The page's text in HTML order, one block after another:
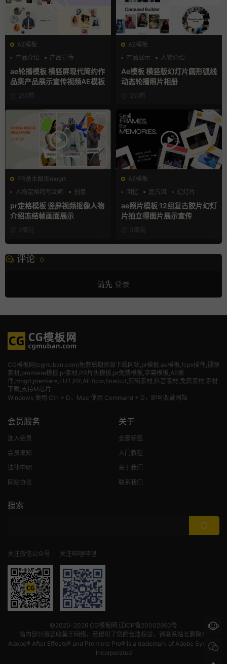
AE模板
产品介绍
产品宣传
产品展示
ae轮播模板 横竖屏现代简约作
品集产品展示宣传视频AE模板
2周前
AE模板
产品展示
人物介绍
团队介绍
Ae模板 横竖版幻灯片圆形弧线
动态轮播照片相册
2周前
PR基本图形mogrt
人物定格特写动画
创意
动态海报
pr定格模板 竖屏视频抠像人物
介绍冻结帧画面展示
2周前
AE模板
回忆
复古风 幻灯片
ae照片模板 12组复古胶片幻灯
片拍立得图片展示宣传
3周前
评论 0
请先 登录
CG模板网(cgmuban.com)免费后期资源下载网站,pr模板,ae模板,fcpx插件,视频
素材 ,premiere模板,pr素材,PR片头模板,pr免费模板,字幕模板,AE插
件,mogrt,premiere,LUT,PR,AE,fcpx,finalcut,剪辑素材,抖音素材,免费素材,素材
下载,支持M芯片
Windows 使用 Ctrl + D，Mac 使用 Command + D，即可收藏网站
会员服务
加入会员
会员须知
法律申明
网站协议
关于
全部标签
入门教程
关于我们
联系我们
搜索
关注微信公众号 关注哔哩哔哩
©2020-2026 CG模板网 辽ICP备20002950号
站内部分资源收集于网络，若侵犯了您的合法权益，请联系站长删除！
Adobe® After Effects® and Premiere Pro® is a trademark of Adobe Systems
Incorporated